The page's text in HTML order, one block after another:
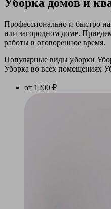
Профессионально и быстро
или загородном доме.
работы в оговоренное время.
Популярные виды уборки
Уборка во всех помещениях
от 1200 ₽